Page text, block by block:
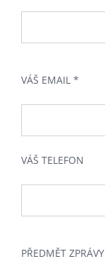
VÁŠ EMAIL *
VÁŠ TELEFON
PŘEDMĚT ZPRÁVY